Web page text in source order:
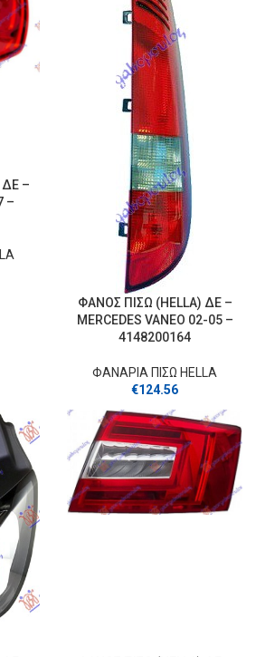
ΔΕ –
–
ΦΑΝΟΣ ΠΙΣΩ (HELLA) ΔΕ –
MERCEDES VANEO 02-05 –
4148200164
ΦΑΝΑΡΙΑ ΠΙΣΩ HELLA
€124.56